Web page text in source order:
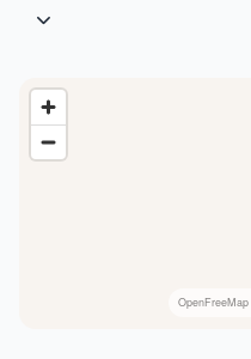
OpenFreeMap